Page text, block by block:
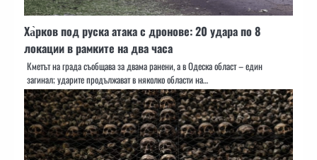
Ха̀рков под руска атака с дронове: 20 удара по 8
локации в рамките на два часа
Кметът на града съобщава за двама ранени, а в Одеска област – един
загинал; ударите продължават в няколко области на…